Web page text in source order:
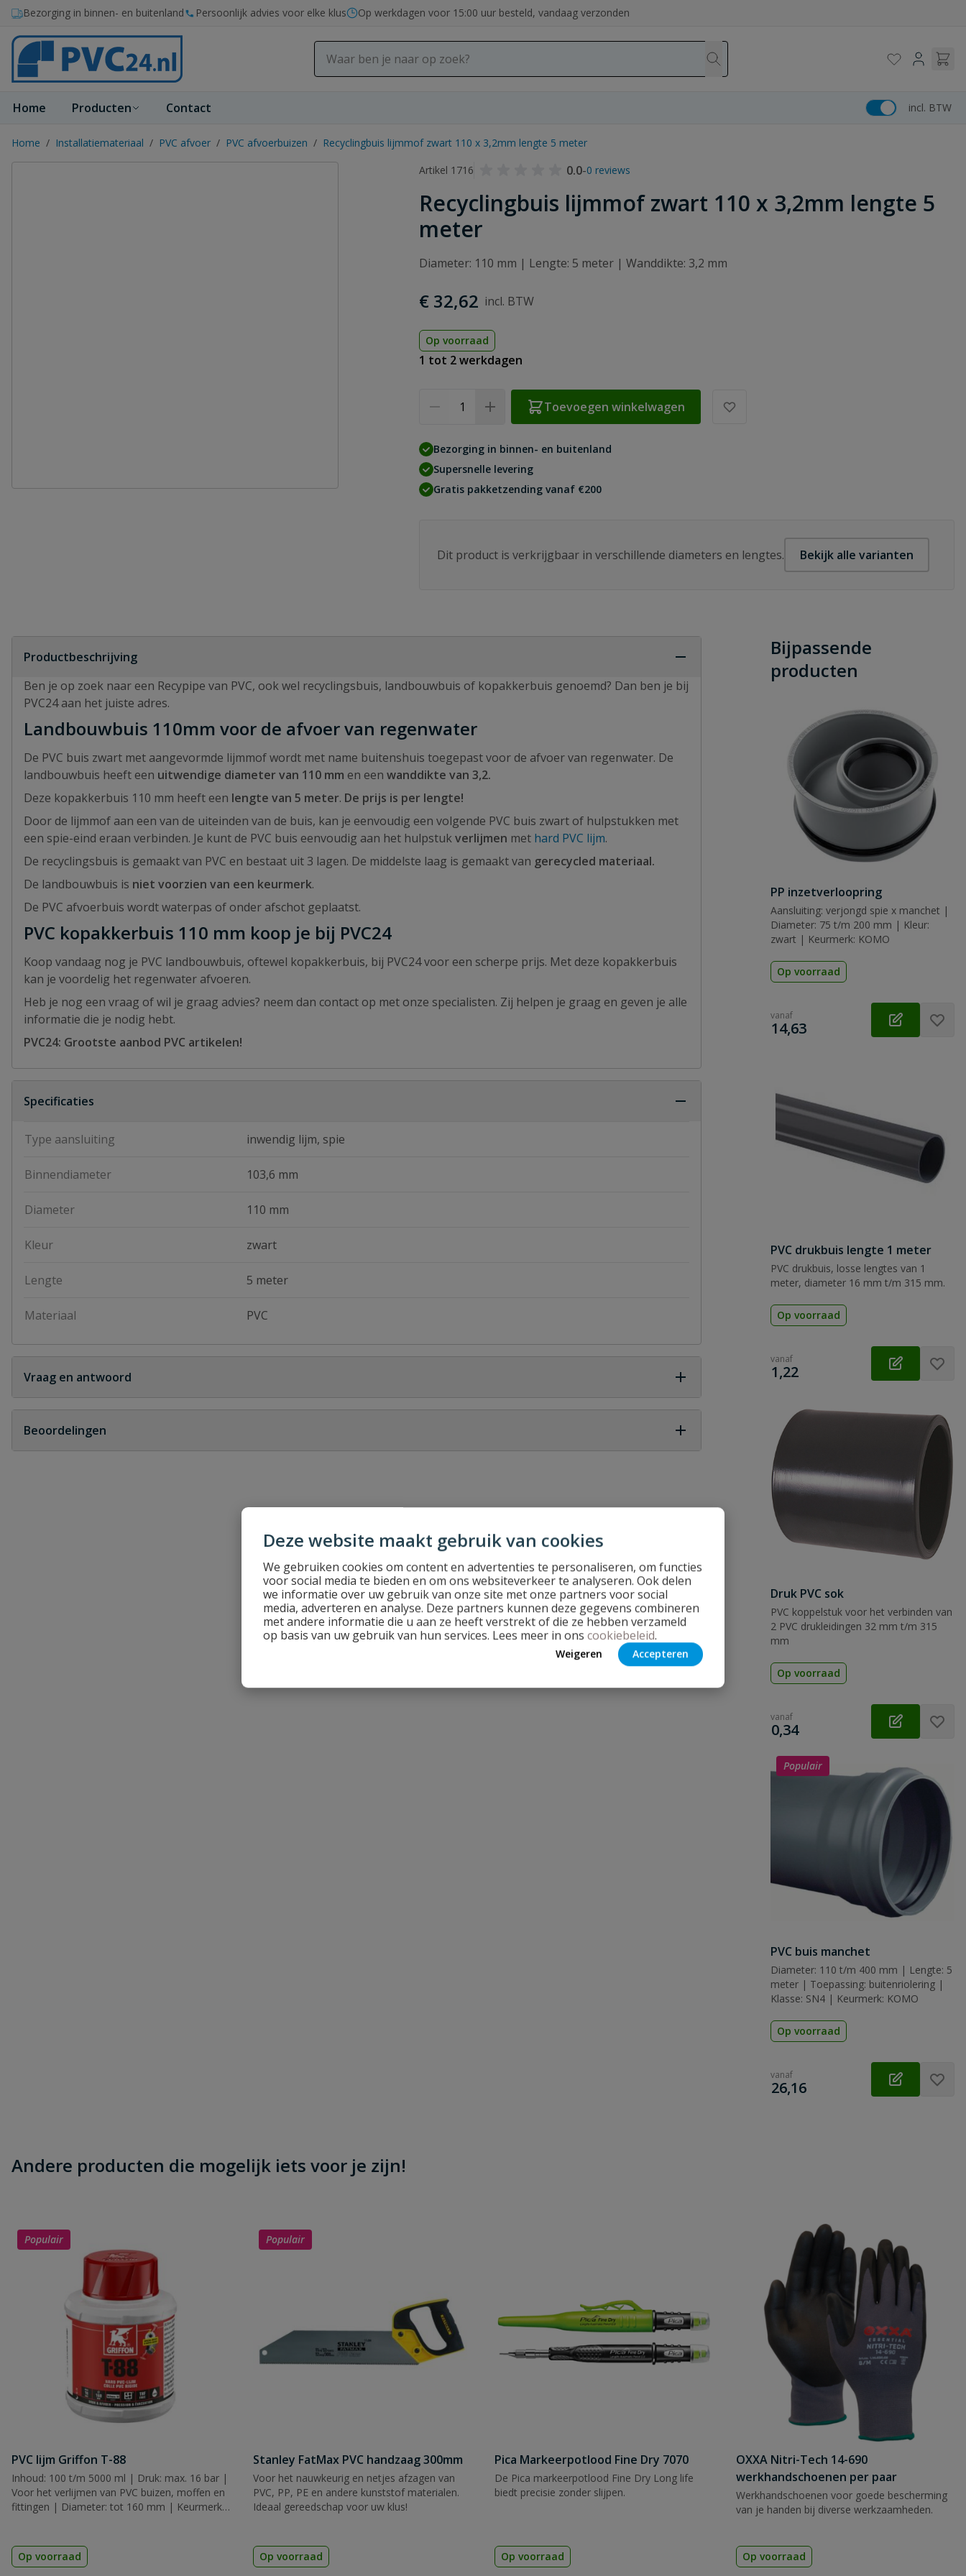
Deze website maakt gebruik van cookies
We gebruiken cookies om content en advertenties te personaliseren, om functies
voor social media te bieden en om ons websiteverkeer te analyseren. Ook delen
we informatie over uw gebruik van onze site met onze partners voor social
media, adverteren en analyse. Deze partners kunnen deze gegevens combineren
met andere informatie die u aan ze heeft verstrekt of die ze hebben verzameld
op basis van uw gebruik van hun services. Lees meer in ons cookiebeleid.
Weigeren Accepteren
Ga naar de inhoud
Bezorging in binnen- en buitenland Persoonlijk advies voor elke klus Op werkdagen voor 15:00 uur besteld, vandaag verzonden
Home Producten Contact incl. BTW
Home / Installatiemateriaal / PVC afvoer / PVC afvoerbuizen / Recyclingbuis lijmmof zwart 110 x 3,2mm lengte 5 meter
Artikel 1716
0.0-0 reviews
Recyclingbuis lijmmof zwart 110 x 3,2mm lengte 5
meter
Diameter: 110 mm | Lengte: 5 meter | Wanddikte: 3,2 mm
€ 32,62
Op voorraad
1 tot 2 werkdagen
Toevoegen winkelwagen
Bezorging in binnen- en buitenland
Supersnelle levering
Gratis pakketzending vanaf €200
Dit product is verkrijgbaar in verschillende diameters en lengtes. Bekijk alle varianten
Productbeschrijving
Ben je op zoek naar een Recypipe van PVC, ook wel recyclingsbuis, landbouwbuis of kopakkerbuis genoemd? Dan ben je bij
PVC24 aan het juiste adres.
Landbouwbuis 110mm voor de afvoer van regenwater
De PVC buis zwart met aangevormde lijmmof wordt met name buitenshuis toegepast voor de afvoer van regenwater. De
landbouwbuis heeft een uitwendige diameter van 110 mm en een wanddikte van 3,2.
Deze kopakkerbuis 110 mm heeft een lengte van 5 meter. De prijs is per lengte!
Door de lijmmof aan een van de uiteinden van de buis, kan je eenvoudig een volgende PVC buis zwart of hulpstukken met
een spie-eind eraan verbinden. Je kunt de PVC buis eenvoudig aan het hulpstukverlijmen met hard PVC lijm.
De recyclingsbuis is gemaakt van PVC en bestaat uit 3 lagen. De middelste laag is gemaakt van gerecycled materiaal.
De landbouwbuis is niet voorzien van een keurmerk.
De PVC afvoerbuis wordt waterpas of onder afschot geplaatst.
PVC kopakkerbuis 110 mm koop je bij PVC24
Koop vandaag nog je PVC landbouwbuis, oftewel kopakkerbuis, bij PVC24 voor een scherpe prijs. Met deze kopakkerbuis
kan je voordelig het regenwater afvoeren.
Heb je nog een vraag of wil je graag advies? neem dan contact op met onze specialisten. Zij helpen je graag en geven je alle
informatie die je nodig hebt.
PVC24: Grootste aanbod PVC artikelen!
Specificaties
Type aansluiting inwendig lijm, spie
Binnendiameter 103,6 mm
Diameter 110 mm
Kleur zwart
Lengte 5 meter
Materiaal PVC
Vraag en antwoord
Geen vragen
Beoordelingen
Bijpassende
producten
PP inzetverloopring
Aansluiting: verjongd spie x manchet |
Diameter: 75 t/m 200 mm | Kleur:
zwart | Keurmerk: KOMO
Op voorraad
vanaf
€
14,63
PVC drukbuis lengte 1 meter
PVC drukbuis, losse lengtes van 1
meter, diameter 16 mm t/m 315 mm.
Op voorraad
vanaf
€
1,22
Druk PVC sok
PVC koppelstuk voor het verbinden van
2 PVC drukleidingen 32 mm t/m 315
mm
Op voorraad
vanaf
€
0,34
Populair
PVC buis manchet
Diameter: 110 t/m 400 mm | Lengte: 5
meter | Toepassing: buitenriolering |
Klasse: SN4 | Keurmerk: KOMO
Op voorraad
vanaf
€
26,16
Andere producten die mogelijk iets voor je zijn!
Populair
PVC lijm Griffon T-88
Inhoud: 100 t/m 5000 ml | Druk: max. 16 bar |
Voor het verlijmen van PVC buizen, moffen en
fittingen | Diameter: tot 160 mm | Keurmerk:
Op voorraad
Populair
Stanley FatMax PVC handzaag 300mm
Voor het nauwkeurig en netjes afzagen van
PVC, PP, PE en andere kunststof materialen.
Ideaal gereedschap voor uw klus!
Op voorraad
Pica Markeerpotlood Fine Dry 7070
De Pica markeerpotlood Fine Dry Long life
biedt precisie zonder slijpen.
Op voorraad
OXXA Nitri-Tech 14-690
werkhandschoenen per paar
Werkhandschoenen voor goede bescherming
van je handen bij diverse werkzaamheden.
Op voorraad